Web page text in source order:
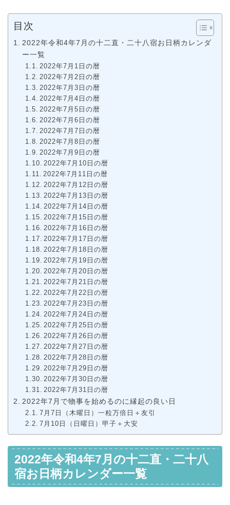
目次
2022年令和4年7月の十二直・二十八宿お日柄カレンダ
ー一覧
2022年7月1日の暦
2022年7月2日の暦
2022年7月3日の暦
2022年7月4日の暦
2022年7月5日の暦
2022年7月6日の暦
2022年7月7日の暦
2022年7月8日の暦
2022年7月9日の暦
2022年7月10日の暦
2022年7月11日の暦
2022年7月12日の暦
2022年7月13日の暦
2022年7月14日の暦
2022年7月15日の暦
2022年7月16日の暦
2022年7月17日の暦
2022年7月18日の暦
2022年7月19日の暦
2022年7月20日の暦
2022年7月21日の暦
2022年7月22日の暦
2022年7月23日の暦
2022年7月24日の暦
2022年7月25日の暦
2022年7月26日の暦
2022年7月27日の暦
2022年7月28日の暦
2022年7月29日の暦
2022年7月30日の暦
2022年7月31日の暦
2022年7月で物事を始めるのに縁起の良い日
7月7日（木曜日）一粒万倍日＋友引
7月10日（日曜日）甲子＋大安
2022年令和4年7月の十二直・二十八
宿お日柄カレンダー一覧